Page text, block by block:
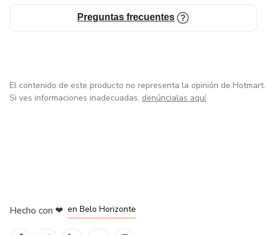
Preguntas frecuentes
El contenido de este producto no representa la opinión de Hotmart.
Si ves informaciones inadecuadas, denúncialas aquí
Hecho con ❤ en Belo Horizonte